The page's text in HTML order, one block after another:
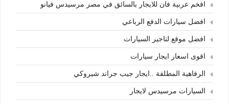
افخم عربية فان للايجار بالسائق في مصر مرسيدس فيانو
افضل سيارات الدفع الرباعي
افضل موقع لتاجير السيارات
اقوى اسعار ايجار سيارات
الرفاهية المطلقة ..ايجار جيب جراند شيروكي
السيارات مرسيدس لايجار